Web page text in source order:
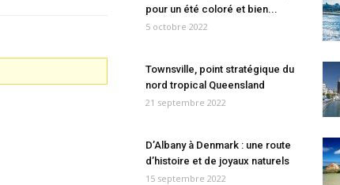
pour un été coloré et bien...
5 octobre 2022
Townsville, point stratégique du
nord tropical Queensland
21 septembre 2022
D’Albany à Denmark : une route
d’histoire et de joyaux naturels
15 septembre 2022